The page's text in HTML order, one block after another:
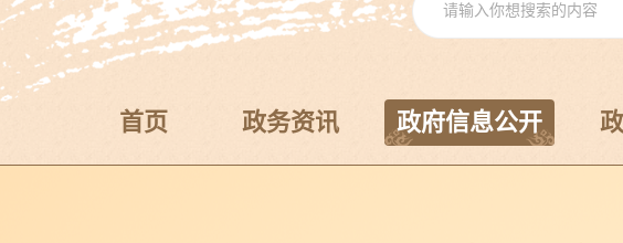
首页 政务资讯 政府信息公开